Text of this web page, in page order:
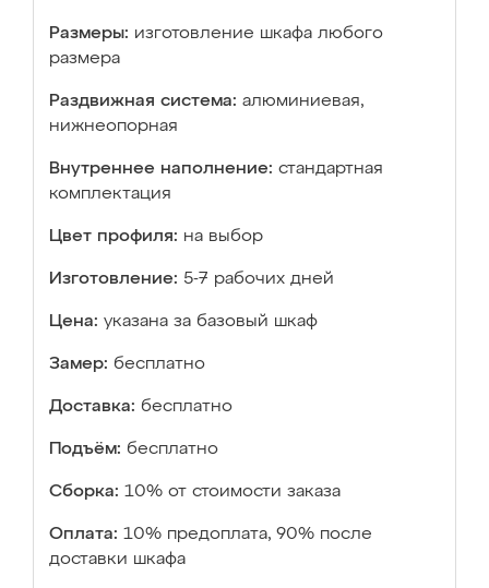
Размеры: изготовление шкафа любого
размера
Раздвижная система: алюминиевая,
нижнеопорная
Внутреннее наполнение: стандартная
комплектация
Цвет профиля: на выбор
Изготовление: 5-7 рабочих дней
Цена: указана за базовый шкаф
Замер: бесплатно
Доставка: бесплатно
Подъём: бесплатно
Сборка: 10% от стоимости заказа
Оплата: 10% предоплата, 90% после
доставки шкафа